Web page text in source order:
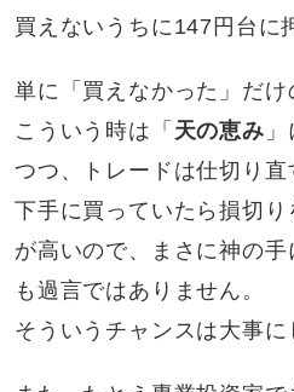
買えないうちに147円台に
単に「買えなかった」だ
こういう時は「 天の恵み
つつ、トレードは仕切り直
下手に買っていたら損切
が高いので、まさに神の
も過言ではありません。
そういうチャンスは大事に